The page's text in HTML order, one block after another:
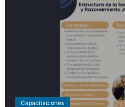
Capacitaciones